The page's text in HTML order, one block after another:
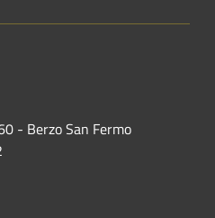
- Berzo San Fermo